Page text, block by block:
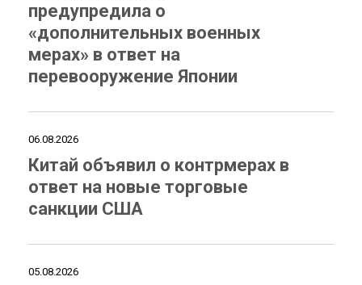
предупредила о
«дополнительных военных
мерах» в ответ на
перевооружение Японии
06.08.2026
Китай объявил о контрмерах в
ответ на новые торговые
санкции США
05.08.2026